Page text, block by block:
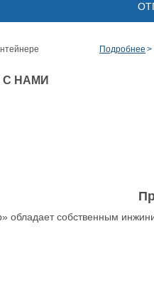
Подробнее
НАМИ
собственным